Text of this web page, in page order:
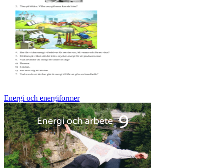
Energi och energiformer